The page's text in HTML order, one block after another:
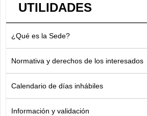
UTILIDADES
¿Qué es la Sede?
Normativa y derechos de los interesados
Calendario de días inhábiles
Información y validación